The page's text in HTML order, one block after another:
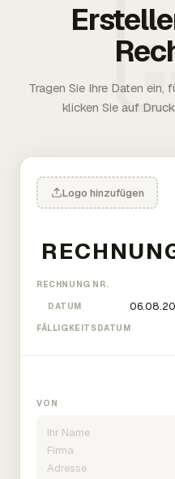
Tragen Sie Ihre Daten ein,
klicken Sie auf
Logo hinzufügen
RECHNUNG NR.
DATUM
FÄLLIGKEITSDATUM
VON